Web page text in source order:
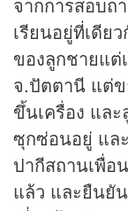
เรียนอยู่ที่เดีย
ของลูกชายแต่
จ.ปัตตานี แต่
ขึ้นเครื่อง แล
ซุกซ่อนอยู่ แล
ปากีสถานเพื่อ
แล้ว และยืนยั